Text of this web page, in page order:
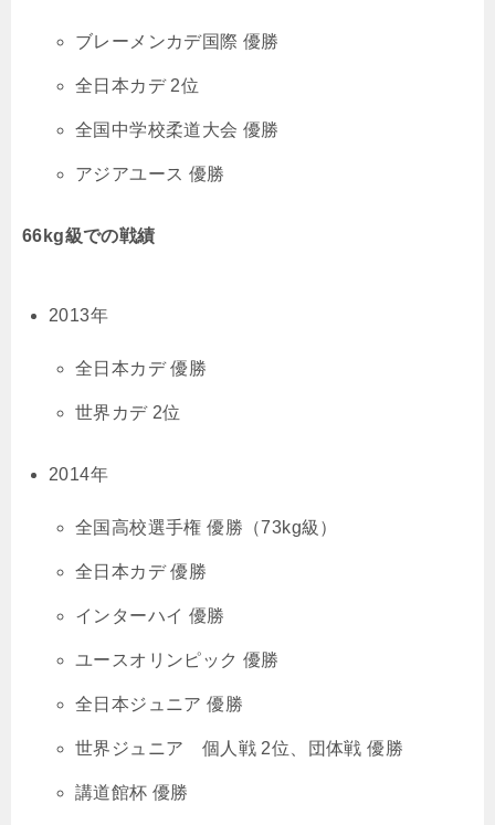
ブレーメンカデ国際 優勝
全日本カデ 2位
全国中学校柔道大会 優勝
アジアユース 優勝
66kg級での戦績
2013年
全日本カデ 優勝
世界カデ 2位
2014年
全国高校選手権 優勝（73kg級）
全日本カデ 優勝
インターハイ 優勝
ユースオリンピック 優勝
全日本ジュニア 優勝
世界ジュニア 個人戦 2位、団体戦 優勝
講道館杯 優勝